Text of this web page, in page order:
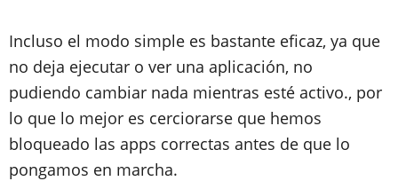
Incluso el modo simple es bastante eficaz, ya que
no deja ejecutar o ver una aplicación, no
pudiendo cambiar nada mientras esté activo., por
lo que lo mejor es cerciorarse que hemos
bloqueado las apps correctas antes de que lo
pongamos en marcha.